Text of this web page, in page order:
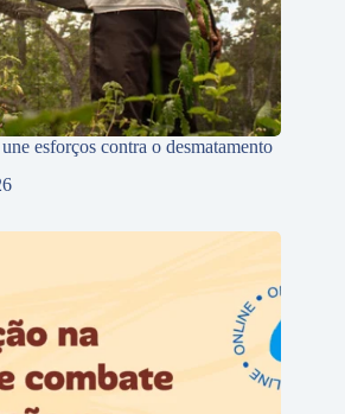
esforços contra o desmatamento